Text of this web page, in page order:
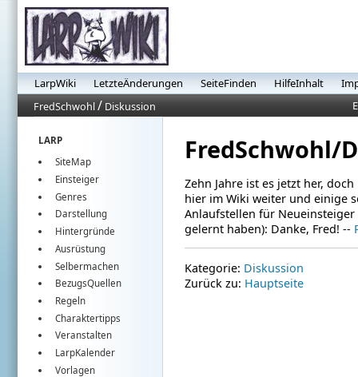
LarpWiki LetzteÄnderungen SeiteFinden HilfeInhalt
FredSchwohl/ Diskussion
LARP
SiteMap
Einsteiger
Genres
Darstellung
Hintergründe
Ausrüstung
Selbermachen
BezugsQuellen
Regeln
Charaktertipps
Veranstalten
LarpKalender
Vorlagen
FredSchwohl/
Zehn Jahre ist es jetzt her,
hier im Wiki weiter und einige
Anlaufstellen für
gelernt haben): Danke, Fred! --
Kategorie: Diskussion
Zurück zu: Hauptseite